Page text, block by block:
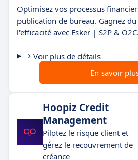
Optimisez vos processus
publication de bureau. Gagnez
l'efficacité avec Esker | S2P & O2C.
Voir plus de détails
En savoir
Hoopiz Credit
Management
Pilotez le risque client et
gérez le recouvrement de
créance